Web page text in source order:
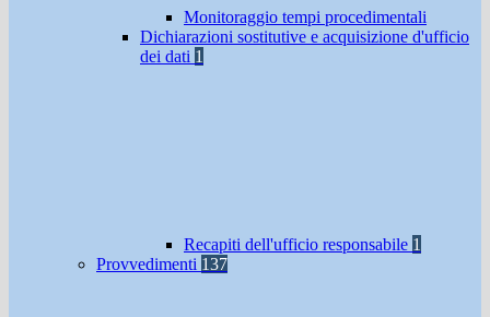
Monitoraggio tempi procedimentali
Dichiarazioni sostitutive e acquisizione d'ufficio
dei dati 1
Recapiti dell'ufficio responsabile 1
Provvedimenti 137